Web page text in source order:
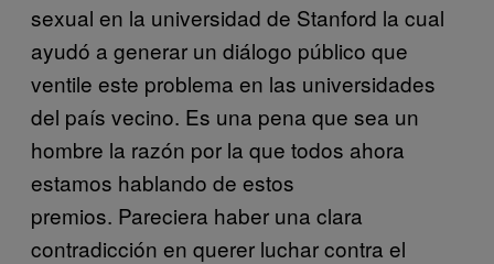
sexual en la universidad de Stanford la cual
ayudó a generar un diálogo público que
ventile este problema en las universidades
del país vecino. Es una pena que sea un
hombre la razón por la que todos ahora
estamos hablando de estos
premios. Pareciera haber una clara
contradicción en querer luchar contra el